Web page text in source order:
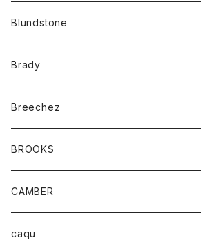
カーディガン
コート
アクセサリー
バッグ
ベルト
キッズ
Tシャツ
グッズ
アンダーウェアー
カードホルダー
トップス
カーディガン
ボトム
オーバーオール
レディース
サングラス
Blundstone
Brady
Breechez
シャツ
BROOKS
グッズ
靴
CAMBER
トップス
caqu